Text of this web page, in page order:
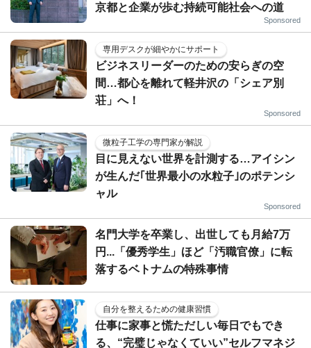
京都と企業が歩む持続可能社会への道
Sponsored
専用デスクが細やかにサポート
ビジネスリーダーのための安らぎの空
間…都心を離れて軽井沢の「シェア別
荘」へ！
Sponsored
微粒子工学の専門家が解説
目に見えない世界を計測する…アイシン
が生んだ｢世界最小の水粒子｣のポテンシ
ャル
Sponsored
名門大学を卒業し、出世しても月給7万
円...「優秀学生」ほど「汚職官僚」に転
落するベトナムの特殊事情
自分を整えるための健康習慣
仕事に家事と慌ただしい毎日でもでき
る、“完璧じゃなくていい”セルフマネジ